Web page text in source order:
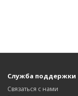
Служба поддержки
Связаться с нами